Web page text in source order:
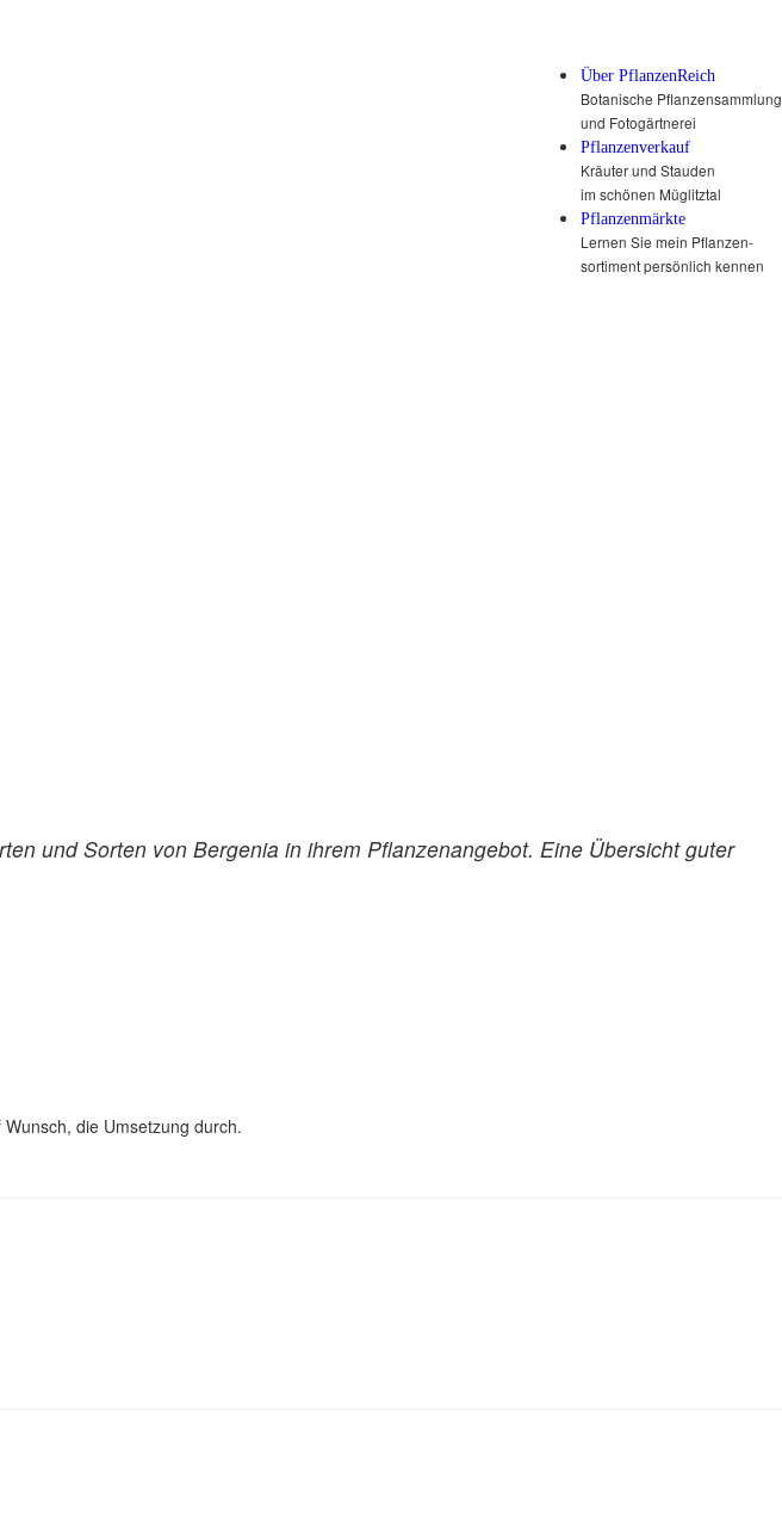
Über PflanzenReich
Botanische Pflanzensammlung
und Fotogärtnerei
Pflanzenverkauf
Kräuter und Stauden
im schönen Müglitztal
Pflanzenmärkte
Lernen Sie mein Pflanzen-
sortiment persönlich kennen
und Sorten von Bergenia in ihrem Pflanzenangebot. Eine Übersicht guter
die Umsetzung durch.